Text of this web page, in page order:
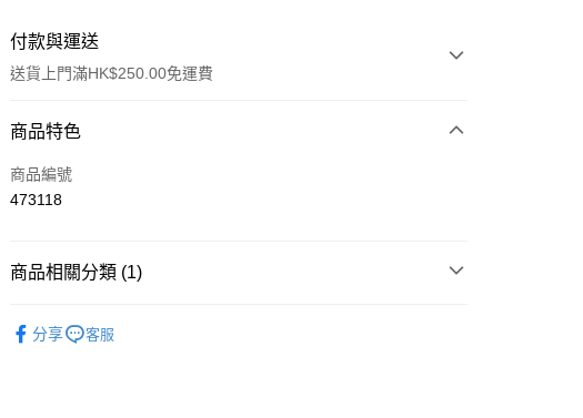
付款與運送
送貨上門滿HK$250.00免運費
付款方式
信用卡
商品特色
商品編號
473118
商品相關分類 (1)
分享
客服